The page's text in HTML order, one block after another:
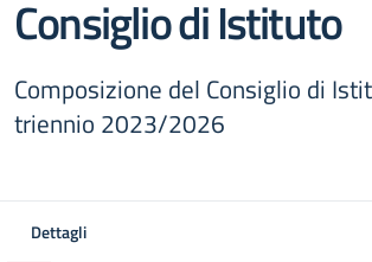
Consiglio di Istituto
Composizione del Consiglio di
triennio 2023/2026
Dettagli